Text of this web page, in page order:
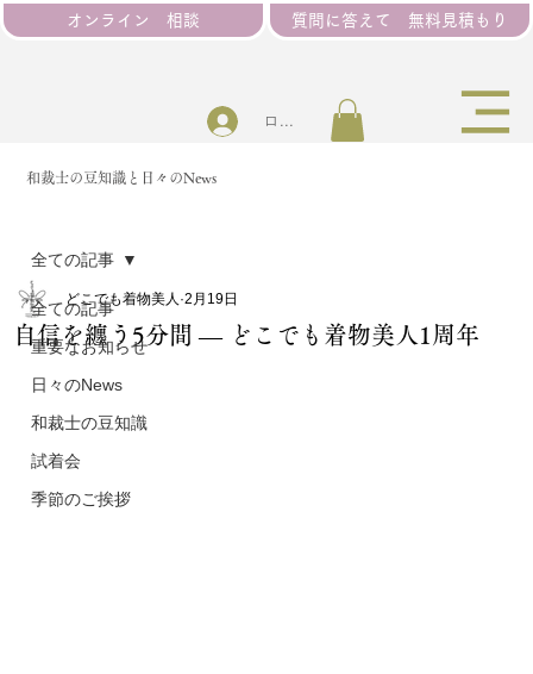
オンライン 相談 質問に答えて 無料見積もり
ログイン
和裁士の豆知識と日々のNews
全ての記事
重要なお知らせ
日々のNews
和裁士の豆知識
試着会
季節のご挨拶
全ての記事
自信を纏う5分間 ― どこでも着物美人1周年
どこでも着物美人 2月19日